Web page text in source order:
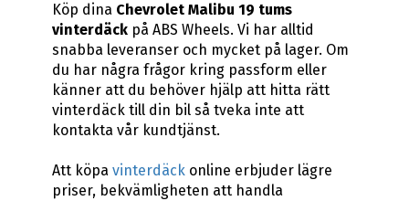
Köp dina Chevrolet Malibu 19 tums
vinterdäckpå ABS Wheels. Vi har alltid
snabba leveranser och mycket på lager. Om
du har några frågor kring passform eller
känner att du behöver hjälp att hitta rätt
vinterdäck till din bil så tveka inte att
kontakta vår kundtjänst.
Att köpa vinterdäckonline erbjuder lägre
priser, bekvämligheten att handla